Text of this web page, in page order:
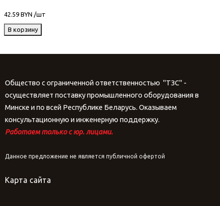
42.59 BYN /шт
В корзину
Общество с ограниченной ответственностью "ТЗС" -
осуществляет поставку промышленного оборудования в
Минске и по всей Республике Беларусь. Оказываем
консультационную и инженерную поддержку.
Работаем только с юр. лицами.
Данное предложение не является публичной офертой
Карта сайта